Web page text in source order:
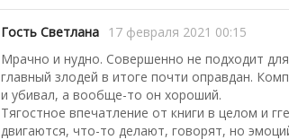
Гость Светлана 17 февраля 2021 00:15
Мрачно и нудно. Совершенно не подходит
главный злодей в итоге почти оправдан.
и убивал, а вообще-то он хороший.
Тягостное впечатление от книги в целом и
двигаются, что-то делают, говорят, но